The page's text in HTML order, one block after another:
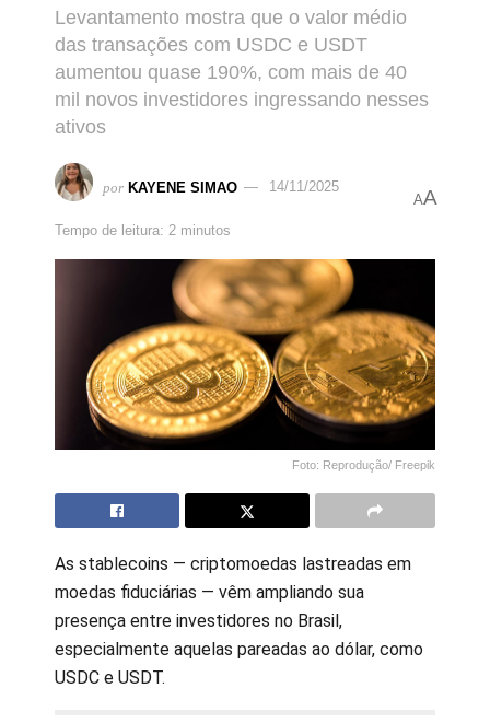
Levantamento mostra que o valor médio
das transações com USDC e USDT
aumentou quase 190%, com mais de 40
mil novos investidores ingressando nesses
ativos
por KAYENE SIMAO 14/11/2025
Tempo de leitura: 2 minutos
AA
Foto: Reprodução/ Freepik
As stablecoins — criptomoedas lastreadas em
moedas fiduciárias — vêm ampliando sua
presença entre investidores no Brasil,
especialmente aquelas pareadas ao dólar, como
USDC e USDT.